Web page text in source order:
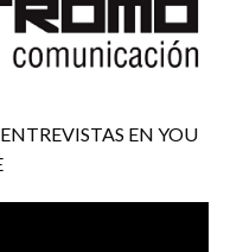
EN YOU